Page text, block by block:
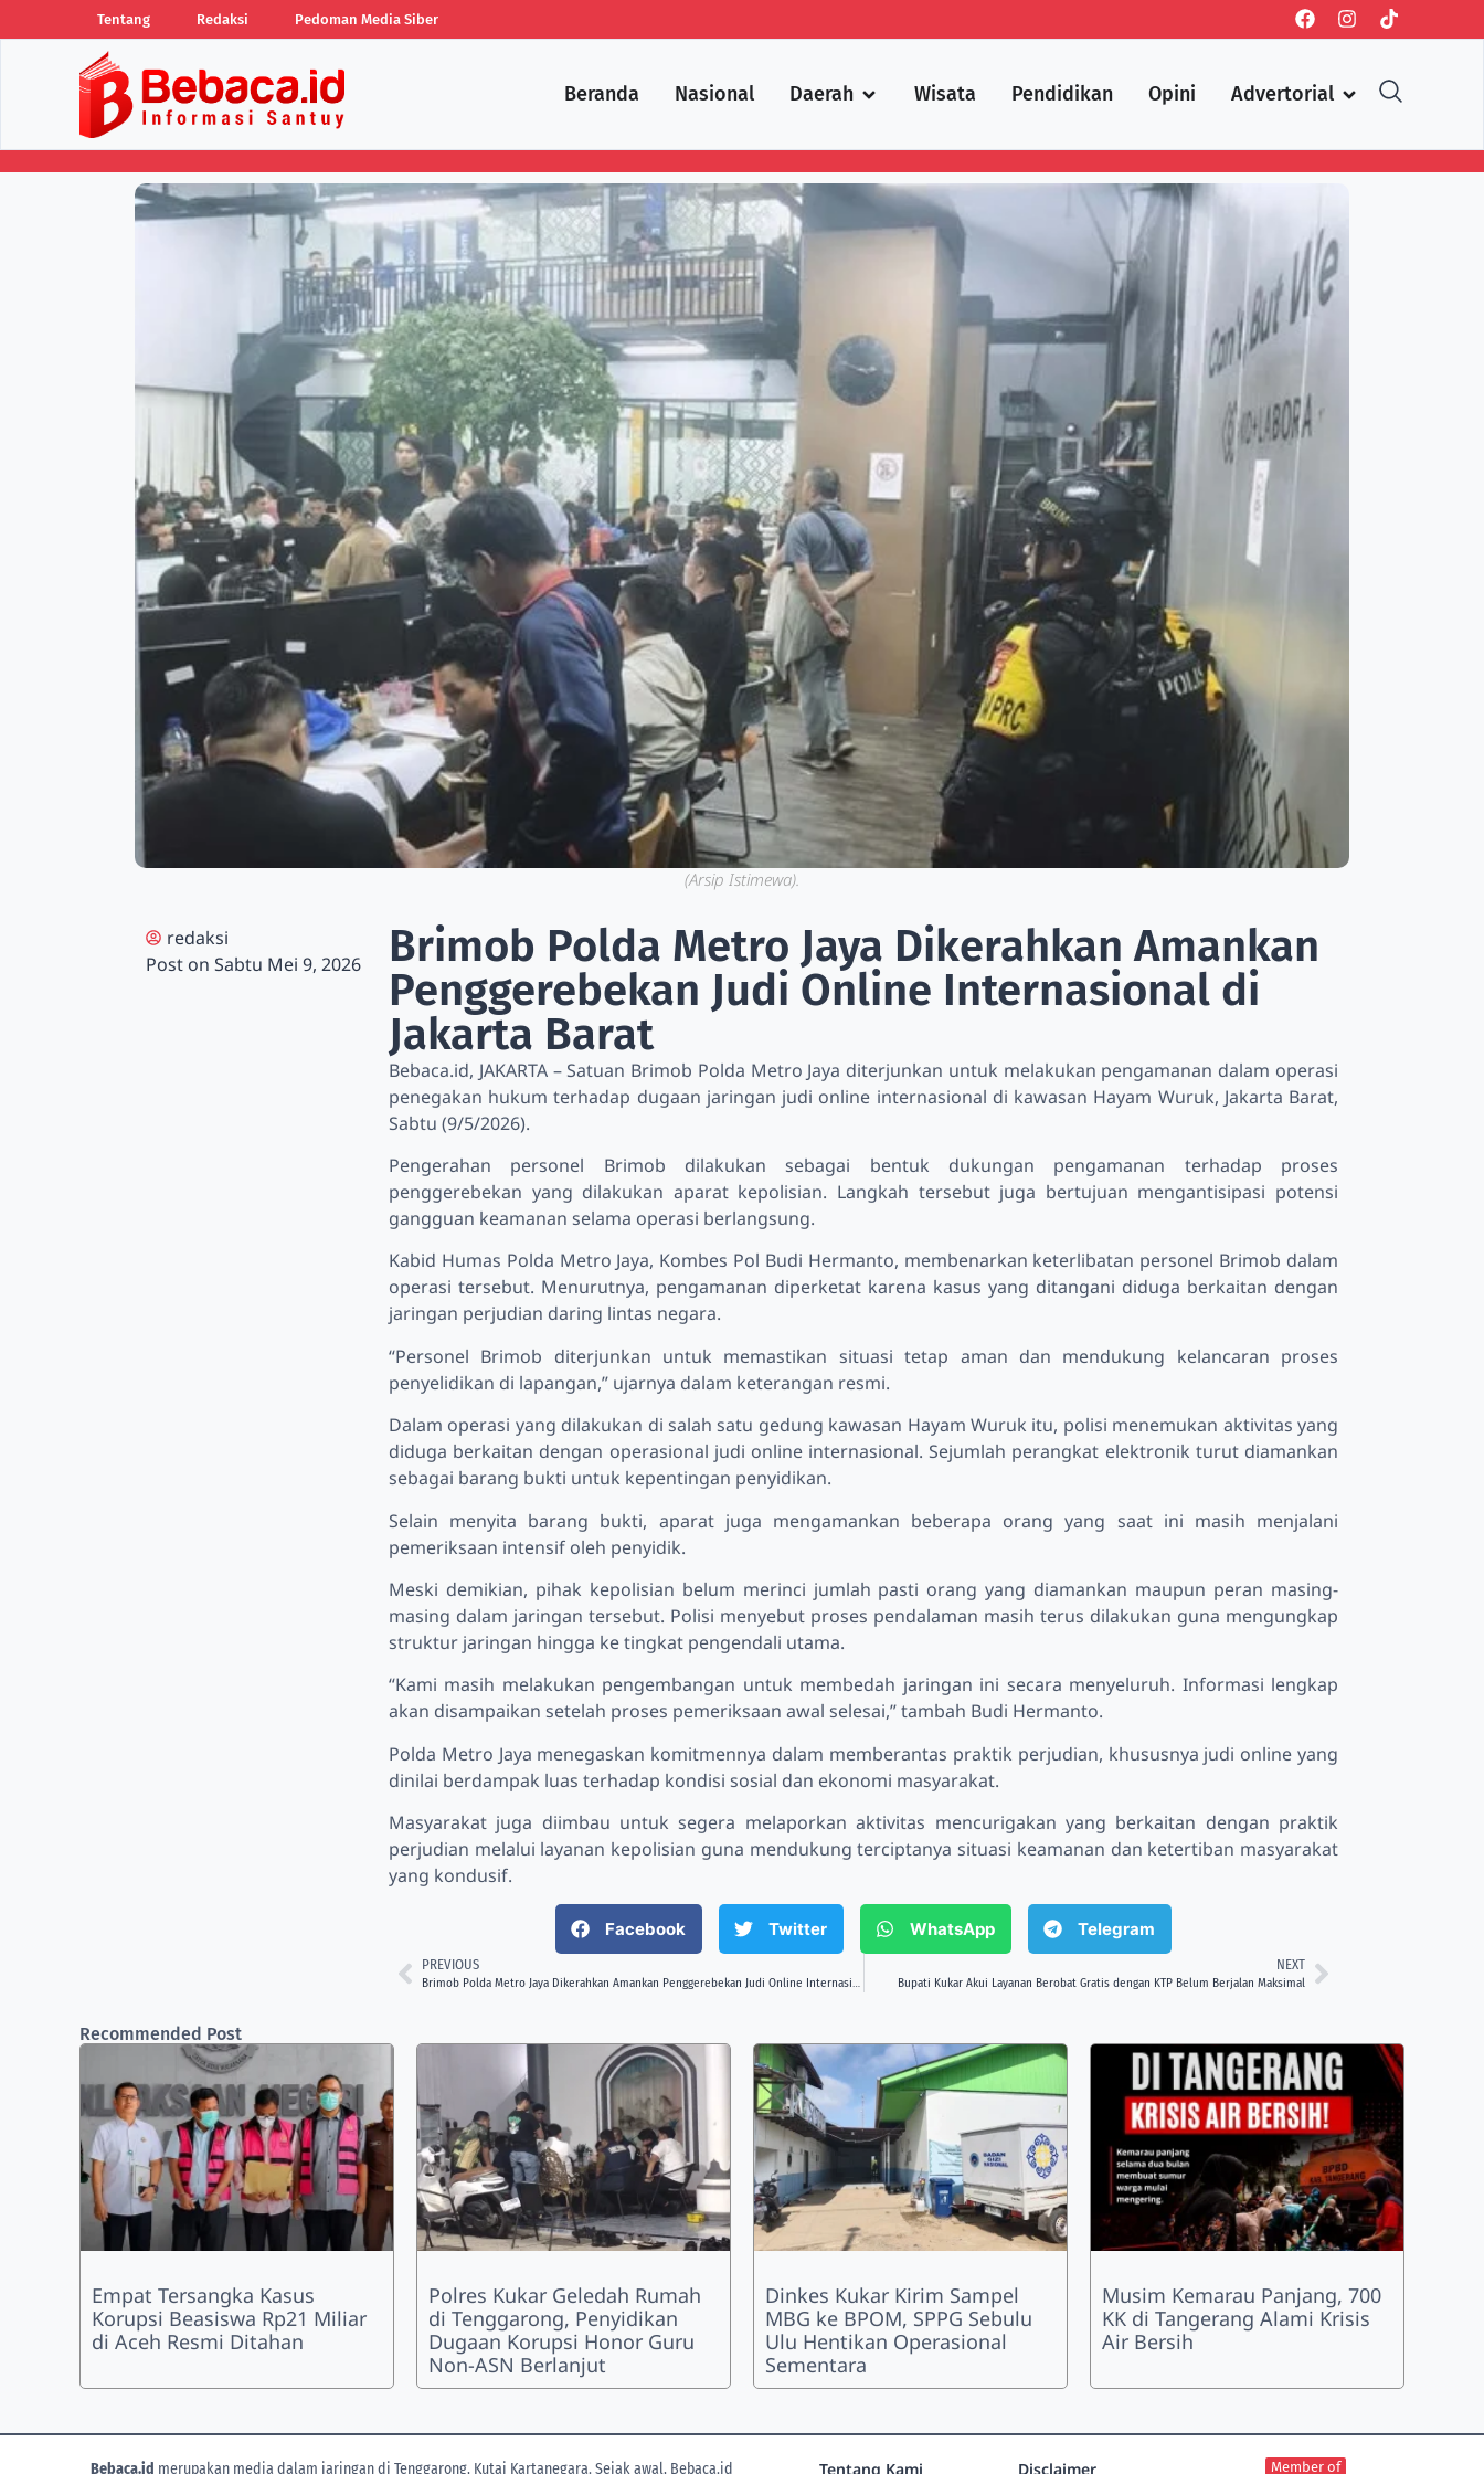
Tentang Redaksi Pedoman Media Siber
Beranda Nasional Daerah Wisata Pendidikan Opini Advertorial
(Arsip Istimewa).
redaksi
Post on Sabtu Mei 9, 2026
Brimob Polda Metro Jaya Dikerahkan Amankan
Penggerebekan Judi Online Internasional di
Jakarta Barat
Bebaca.id, JAKARTA – Satuan Brimob Polda Metro Jaya diterjunkan untuk melakukan pengamanan dalam operasi
penegakan hukum terhadap dugaan jaringan judi online internasional di kawasan Hayam Wuruk, Jakarta Barat,
Sabtu (9/5/2026).
Pengerahan personel Brimob dilakukan sebagai bentuk dukungan pengamanan terhadap proses
penggerebekan yang dilakukan aparat kepolisian. Langkah tersebut juga bertujuan mengantisipasi potensi
gangguan keamanan selama operasi berlangsung.
Kabid Humas Polda Metro Jaya, Kombes Pol Budi Hermanto, membenarkan keterlibatan personel Brimob dalam
operasi tersebut. Menurutnya, pengamanan diperketat karena kasus yang ditangani diduga berkaitan dengan
jaringan perjudian daring lintas negara.
“Personel Brimob diterjunkan untuk memastikan situasi tetap aman dan mendukung kelancaran proses
penyelidikan di lapangan,” ujarnya dalam keterangan resmi.
Dalam operasi yang dilakukan di salah satu gedung kawasan Hayam Wuruk itu, polisi menemukan aktivitas yang
diduga berkaitan dengan operasional judi online internasional. Sejumlah perangkat elektronik turut diamankan
sebagai barang bukti untuk kepentingan penyidikan.
Selain menyita barang bukti, aparat juga mengamankan beberapa orang yang saat ini masih menjalani
pemeriksaan intensif oleh penyidik.
Meski demikian, pihak kepolisian belum merinci jumlah pasti orang yang diamankan maupun peran masing-
masing dalam jaringan tersebut. Polisi menyebut proses pendalaman masih terus dilakukan guna mengungkap
struktur jaringan hingga ke tingkat pengendali utama.
“Kami masih melakukan pengembangan untuk membedah jaringan ini secara menyeluruh. Informasi lengkap
akan disampaikan setelah proses pemeriksaan awal selesai,” tambah Budi Hermanto.
Polda Metro Jaya menegaskan komitmennya dalam memberantas praktik perjudian, khususnya judi online yang
dinilai berdampak luas terhadap kondisi sosial dan ekonomi masyarakat.
Masyarakat juga diimbau untuk segera melaporkan aktivitas mencurigakan yang berkaitan dengan praktik
perjudian melalui layanan kepolisian guna mendukung terciptanya situasi keamanan dan ketertiban masyarakat
yang kondusif.
Facebook Twitter WhatsApp Telegram
PREVIOUS
Brimob Polda Metro Jaya Dikerahkan Amankan Penggerebekan Judi Online Internasional di Jakarta Barat
NEXT
Bupati Kukar Akui Layanan Berobat Gratis dengan KTP Belum Berjalan Maksimal
Recommended Post
Empat Tersangka Kasus
Korupsi Beasiswa Rp21 Miliar
di Aceh Resmi Ditahan
Polres Kukar Geledah Rumah
di Tenggarong, Penyidikan
Dugaan Korupsi Honor Guru
Non-ASN Berlanjut
Dinkes Kukar Kirim Sampel
MBG ke BPOM, SPPG Sebulu
Ulu Hentikan Operasional
Sementara
Musim Kemarau Panjang, 700
KK di Tangerang Alami Krisis
Air Bersih
Bebaca.id merupakan media dalam jaringan di Tenggarong, Kutai Kartanegara. Sejak awal, Bebaca.id Tentang Kami Disclaimer Member of